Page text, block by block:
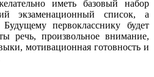
иметь базовый набор
экзаменационный список, а
первокласснику будет
речь, произвольное внимание,
мотивационная готовность и